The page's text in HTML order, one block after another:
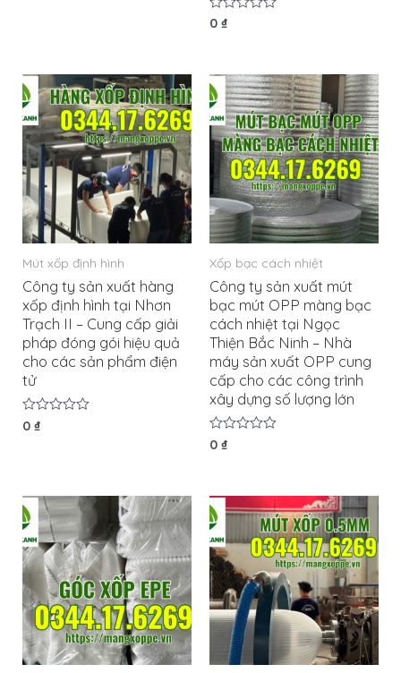
Được
sao
0 ₫
Mút xốp định hình
Công ty sản xuất hàng
xốp định hình tại Nhơn
Trạch II – Cung cấp giải
pháp đóng gói hiệu quả
cho các sản phẩm điện
tử
Được
0₫
Xốp bạc cách nhiệt
Công ty sản xuất mút
bạc mút OPP màng bạc
cách nhiệt tại Ngọc
Thiện Bắc Ninh – Nhà
máy sản xuất OPP cung
cấp cho các công trình
xây dựng số lượng lớn
Được
sao
0 ₫